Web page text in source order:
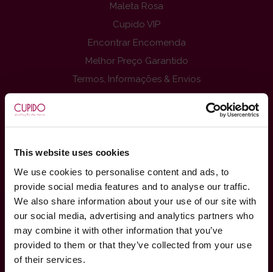
This website uses cookies
We use cookies to personalise content and ads, to
provide social media features and to analyse our traffic.
We also share information about your use of our site with
our social media, advertising and analytics partners who
may combine it with other information that you’ve
provided to them or that they’ve collected from your use
of their services.
Maleta Rosa
Cupido VIP
Encontrar Encomenda
Melhor Preço Garantido
Termos, Informações & Envios
Privacidade
Ganhar Dinheiro
Blog Sex Shop
Swing
Atendimento Exclusivo
Politica de Cookies
Mapa do site